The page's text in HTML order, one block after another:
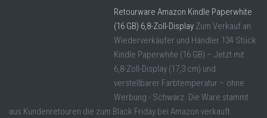
Retourware Amazon Kindle Paperwhite
(16 GB) 6,8-Zoll-Display Zum Verkauf an
Wiederverkäufer und Händler 134 Stück
Kindle Paperwhite (16 GB) – Jetzt mit
6,8-Zoll-Display (17,3 cm) und
verstellbarer Farbtemperatur – ohne
Werbung - Schwarz. Die Ware stammt
aus Kundenretouren die zum Black Friday bei Amazon verkauft